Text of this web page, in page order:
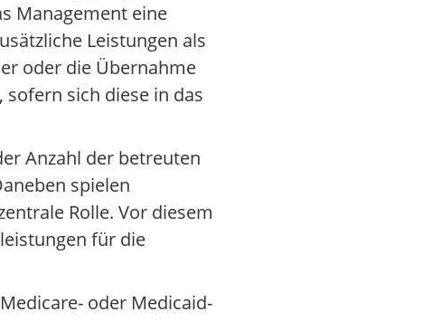
Management eine
Leistungen als
oder die Übernahme
sich diese in das
Anzahl der betreuten
spielen
Rolle. Vor diesem
für die
oder Medicaid-